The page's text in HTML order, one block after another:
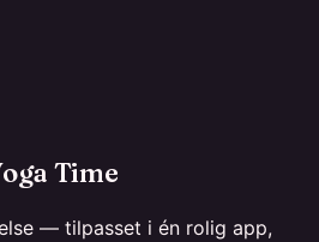
Time
— tilpasset i én rolig app,